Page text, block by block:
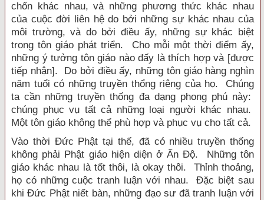
chốn khác nhau, và những phương thức khác nhau
của cuộc đời liên hệ do bởi những sự khác nhau của
môi trường, và do bởi điều ấy, những sự khác biệt
trong tôn giáo phát triển. Cho mỗi một thời điểm ấy,
những ý tưởng tôn giáo nào đấy là thích hợp và [được
tiếp nhận]. Do bởi điều ấy, những tôn giáo hàng nghìn
năm tuổi có những truyền thổng riêng của họ. Chúng
ta cần những truyền thống đa dạng phong phú này:
chúng phục vụ tất cả những loại người khác nhau.
Một tôn giáo không thể phù hợp và phục vụ cho tất cả.
Vào thời Đức Phật tại thế, đã có nhiều truyền thống
không phải Phật giáo hiện diện ở Ấn Độ. Những tôn
giáo khác nhau là tốt thôi, là okay thôi. Thỉnh thoảng,
họ có những cuộc tranh luận với nhau. Đặc biệt sau
khi Đức Phật niết bàn, những đạo sư đã tranh luận với